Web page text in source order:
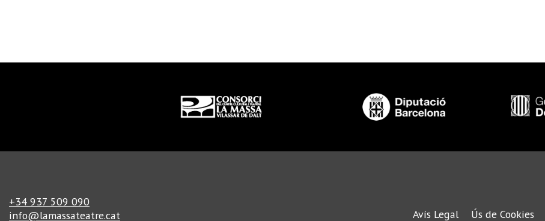
Diapositiva 1 de 3
+34 937 509 090
info@lamassateatre.cat
Avís Legal Ús de Cookies